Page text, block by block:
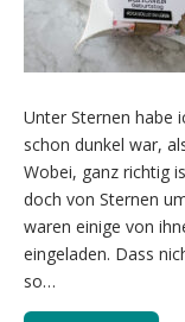
Unter Sternen habe
schon dunkel war,
Wobei, ganz richtig
doch von Sternen
waren einige von
eingeladen. Dass
so…